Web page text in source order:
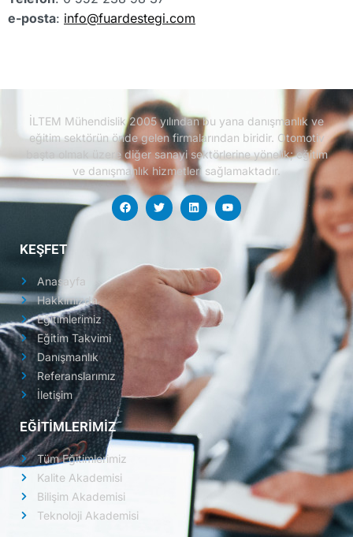
e-posta: info@fuardestegi.com
İLTEM Mühendislik 2005 yılından bu yana danışmanlık ve
eğitim sektörün önde gelen firmalarından biridir. Otomotiv
başta olmak üzere diğer sanayi sektörlerine yönelik; eğitim
ve danışmanlık hizmetleri sağlamaktadır.
KEŞFET
Anasayfa
Hakkımızda
Eğitimlerimiz
Eğitim Takvimi
Danışmanlık
Referanslarımız
İletişim
EĞİTİMLERİMİZ
Tüm Eğitimlerimiz
Kalite Akademisi
Bilişim Akademisi
Teknoloji Akademisi